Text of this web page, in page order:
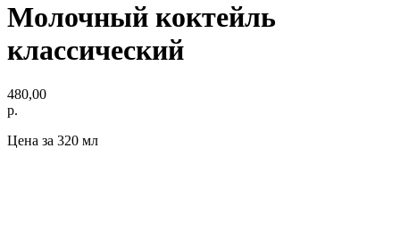
Молочный коктейль
классический
480,00
р.
Цена за 320 мл